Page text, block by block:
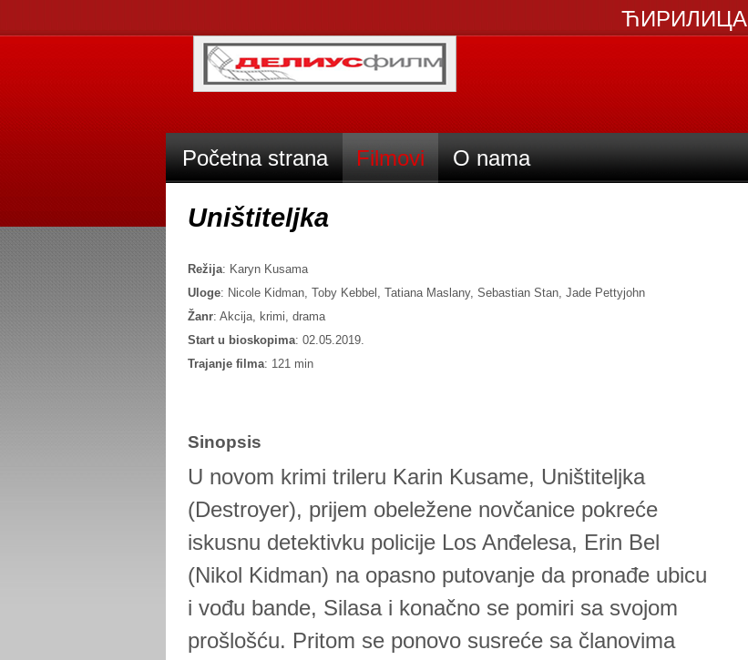
ЋИРИЛИЦА
Početna strana Filmovi O nama
Uništiteljka
Režija: Karyn Kusama
Uloge: Nicole Kidman, Toby Kebbel, Tatiana Maslany, Sebastian Stan, Jade Pettyjohn
Žanr: Akcija, krimi, drama
Start u bioskopima: 02.05.2019.
Trajanje filma: 121 min
Sinopsis
U novom krimi trileru Karin Kusame, Uništiteljka
(Destroyer), prijem obeležene novčanice pokreće
iskusnu detektivku policije Los Anđelesa, Erin Bel
(Nikol Kidman) na opasno putovanje da pronađe ubicu
i vođu bande, Silasa i konačno se pomiri sa svojom
prošlošću. Pritom se ponovo susreće sa članovima